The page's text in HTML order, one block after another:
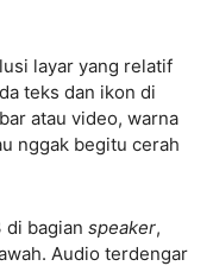
layar yang relatif
teks dan ikon di
atau video, warna
nggak begitu cerah
di bagian speaker,
Audio terdengar